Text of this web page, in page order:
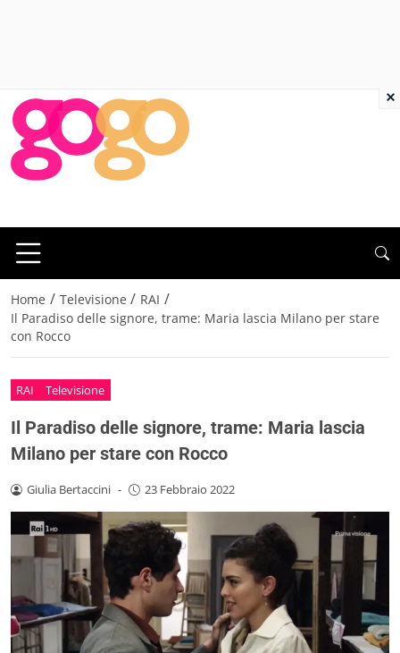
Home / Televisione / RAI /
Il Paradiso delle signore, trame: Maria lascia Milano per stare
con Rocco
RAI Televisione
Il Paradiso delle signore, trame: Maria lascia
Milano per stare con Rocco
Giulia Bertaccini - 23 Febbraio 2022
×